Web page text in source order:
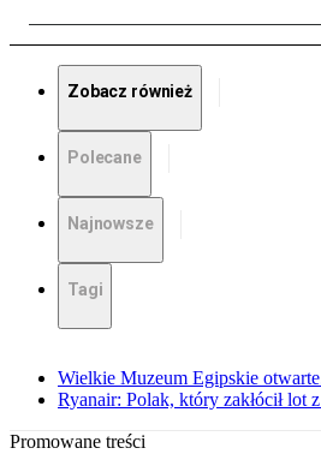
Zobacz również
Polecane
Najnowsze
Tagi
Wielkie Muzeum Egipskie
Ryanair: Polak, który zakłócił lot
Promowane treści